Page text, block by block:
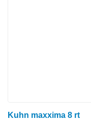
Kuhn maxxima 8 rt